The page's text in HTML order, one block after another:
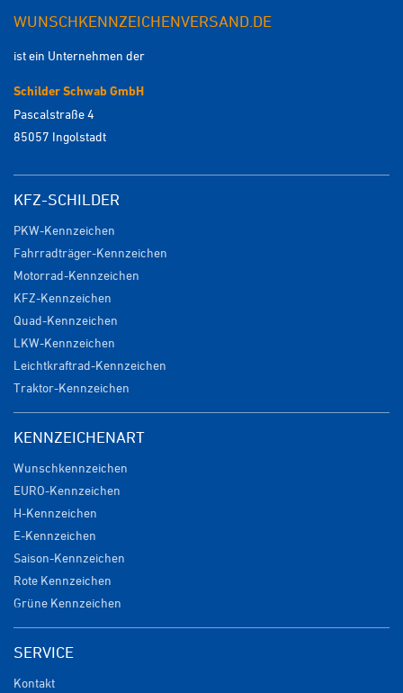
WUNSCHKENNZEICHENVERSAND.DE
ist ein Unternehmen der
Schilder Schwab GmbH
Pascalstraße 4
85057 Ingolstadt
KFZ-SCHILDER
PKW-Kennzeichen
Fahrradträger-Kennzeichen
Motorrad-Kennzeichen
KFZ-Kennzeichen
Quad-Kennzeichen
LKW-Kennzeichen
Leichtkraftrad-Kennzeichen
Traktor-Kennzeichen
KENNZEICHENART
Wunschkennzeichen
EURO-Kennzeichen
H-Kennzeichen
E-Kennzeichen
Saison-Kennzeichen
Rote Kennzeichen
Grüne Kennzeichen
SERVICE
Kontakt